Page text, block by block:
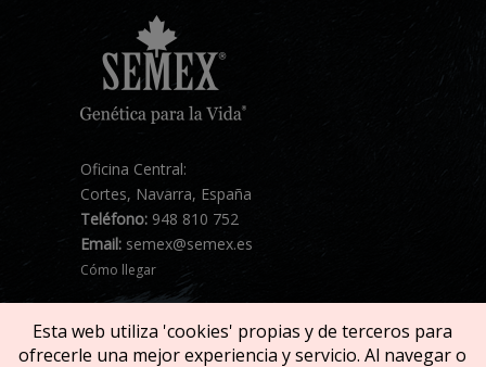
Oficina Central:
Cortes, Navarra, España
Teléfono: 948 810 752
Email: semex@semex.es
Cómo llegar
Esta web utiliza 'cookies' propias y de terceros para
ofrecerle una mejor experiencia y servicio. Al navegar o